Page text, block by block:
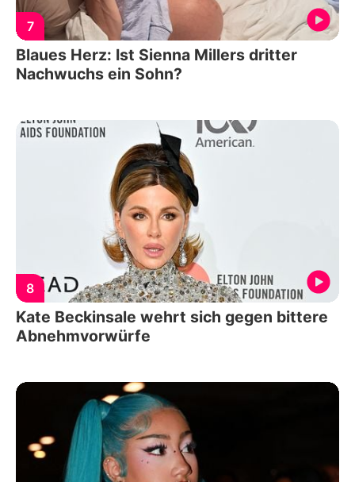
7
Blaues Herz: Ist Sienna Millers dritter
Nachwuchs ein Sohn?
8
Kate Beckinsale wehrt sich gegen bittere
Abnehmvorwürfe